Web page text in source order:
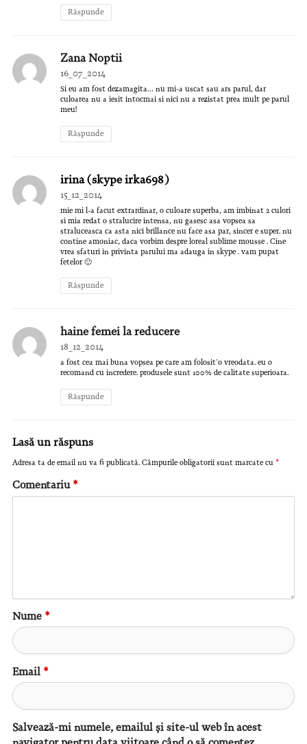
Răspunde
Zana Noptii
16_07_2014
Si eu am fost dezamagita… nu mi-a uscat sau ars parul, dar
culoarea nu a iesit intocmai si nici nu a rezistat prea mult pe parul
meu!
Răspunde
irina (skype irka698)
15_12_2014
mie mi l-a facut extrardinar, o culoare superba, am imbinat 2 culori
si mia redat o stralucire intensa, nu gasesc asa vopsea sa
straluceasca ca asta nici brillance nu face asa par, sincer e super. nu
contine amoniac, daca vorbim despre loreal sublime mousse . Cine
vrea sfaturi in privinta parului ma adauga in skype . vam pupat
fetelor 🙂
Răspunde
haine femei la reducere
18_12_2014
a fost cea mai buna vopsea pe care am folosit`o vreodata. eu o
recomand cu incredere. produsele sunt 100% de calitate superioara.
Răspunde
Lasă un răspuns
Adresa ta de email nu va fi publicată. Câmpurile obligatorii sunt marcate cu *
Comentariu *
Nume *
Email *
Salvează-mi numele, emailul și site-ul web în acest